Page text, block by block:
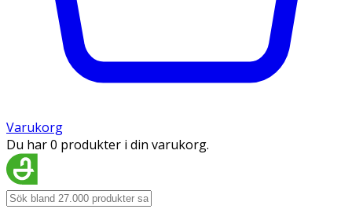
Varukorg
Du har 0 produkter i din varukorg.